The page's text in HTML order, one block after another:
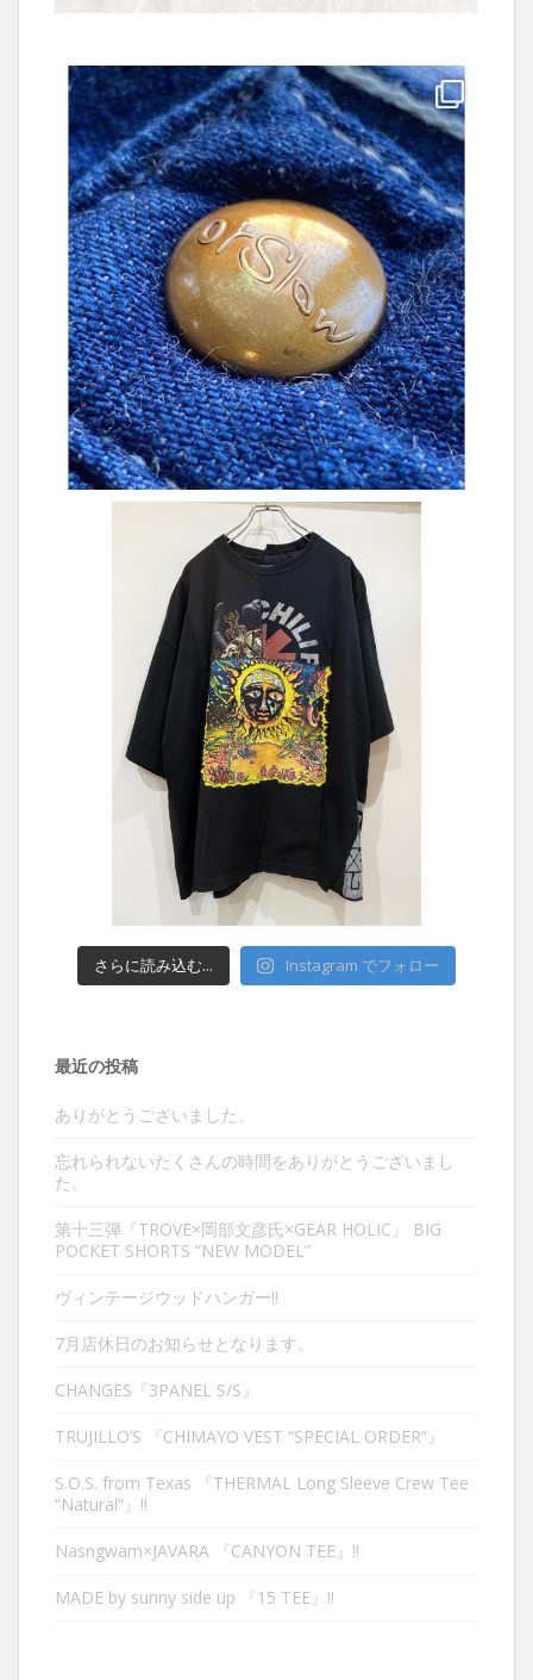
さらに読み込む... Instagram でフォロー
最近の投稿
ありがとうございました。
忘れられないたくさんの時間をありがとうございまし
た。
第十三弾『TROVE×岡部文彦氏×GEAR HOLIC』 BIG
POCKET SHORTS “NEW MODEL”
ヴィンテージウッドハンガー‼︎
7月店休日のお知らせとなります。
CHANGES『3PANEL S/S』
TRUJILLO’S 『CHIMAYO VEST “SPECIAL ORDER”』
S.O.S. from Texas 『THERMAL Long Sleeve Crew Tee
“Natural”』‼︎
Nasngwam×JAVARA 『CANYON TEE』‼︎
MADE by sunny side up 『15 TEE』‼︎